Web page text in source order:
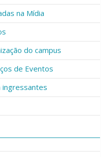
na Mídia
do campus
de Eventos
ingressantes